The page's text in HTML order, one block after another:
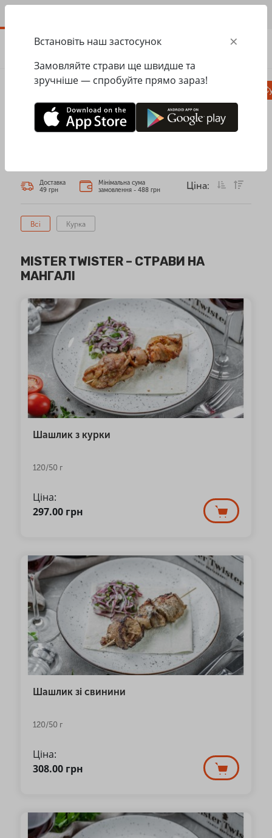
Головна Mister Twister Страви на мангалі
Доставка
49 грн
Мінімальна сума
замовлення - 488 грн
Ціна:
Всі Курка
MISTER TWISTER – СТРАВИ НА
МАНГАЛІ
Шашлик з курки
120/50 г
Ціна:
297.00 грн
Шашлик зі свинини
120/50 г
Ціна:
308.00 грн
Встановіть наш застосунок ×
Замовляйте страви ще швидше та
зручніше — спробуйте прямо зараз!